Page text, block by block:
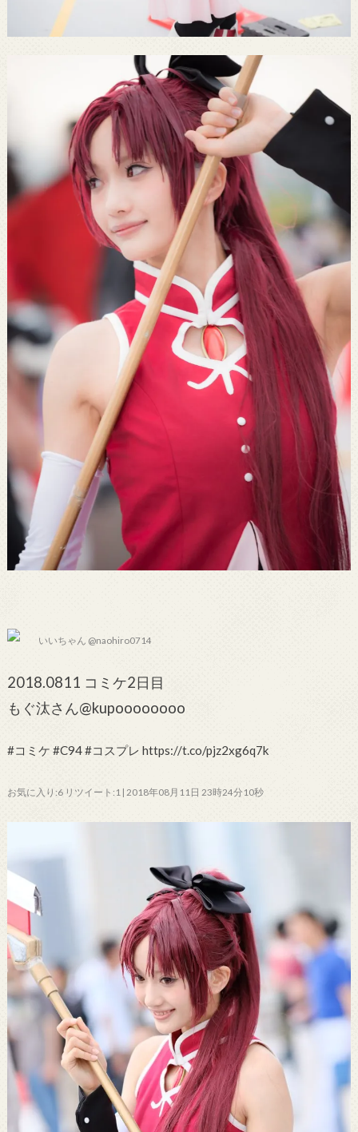
いいちゃん @naohiro0714
2018.0811 コミケ2日目
もぐ汰さん@kupoooooooo
#コミケ #C94 #コスプレ https://t.co/pjz2xg6q7k
お気に入り:6 リツイート:1 | 2018年08月11日 23時24分10秒